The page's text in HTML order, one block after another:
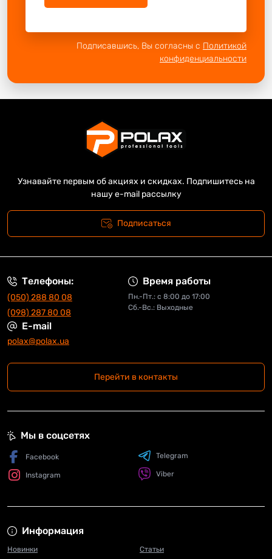
Подписавшись, Вы согласны с Политикой
конфиденциальности
Узнавайте первым об акциях и скидках. Подпишитесь на
нашу e-mail рассылку
Подписаться
Телефоны:
(050) 288 80 08
(098) 287 80 08
Время работы
Пн.-Пт.: с 8:00 до 17:00
Сб.-Вс.: Выходные
E-mail
polax@polax.ua
Перейти в контакты
Информация
Новинки Статьи
Мы в соцсетях
Facebook
Instagram
Telegram
Viber